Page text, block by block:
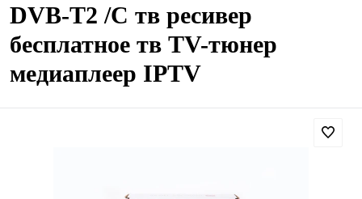
DVB-T2 /C тв ресивер
бесплатное тв TV-тюнер
медиаплеер IPTV